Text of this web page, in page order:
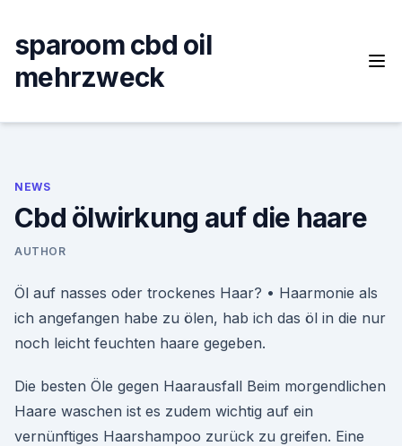
content
sparoom cbd oil
mehrzweck
NEWS
Cbd ölwirkung auf die haare
AUTHOR
Öl auf nasses oder trockenes Haar? • Haarmonie als
ich angefangen habe zu ölen, hab ich das öl in die nur
noch leicht feuchten haare gegeben.
Die besten Öle gegen Haarausfall Beim morgendlichen
Haare waschen ist es zudem wichtig auf ein
vernünftiges Haarshampoo zurück zu greifen. Eine